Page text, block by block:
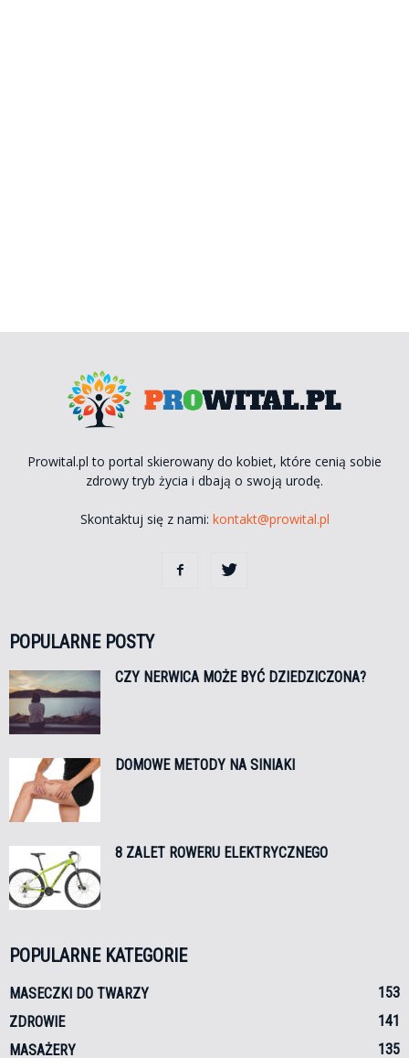
Prowital.pl to portal skierowany do kobiet, które cenią sobie
zdrowy tryb życia i dbają o swoją urodę.
Skontaktuj się z nami: kontakt@prowital.pl
POPULARNE POSTY
CZY NERWICA MOŻE BYĆ DZIEDZICZONA?
DOMOWE METODY NA SINIAKI
8 ZALET ROWERU ELEKTRYCZNEGO
POPULARNE KATEGORIE
MASECZKI DO TWARZY
153
ZDROWIE
141
MASAŻERY
135